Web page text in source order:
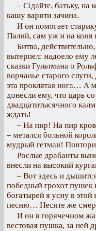
– Сідайте, батьку, на
кашу варити зачина.
И он помогает
Палий, сам уж и на коня
Битва,
вытерпел: надоело ему
сказки Гультмана о
ворчанье старого
эта проклятая нога… А
донесли ему, что царь
двадцатитысячного
ждать!
– На пир! На пир
– метался больной
мудрый гетман!
Рослые драбанты
внесли на высокий
– Вот здесь и
победный грохот
богатырей я усну в
песню… Несите же
И он в горячечном
вестовая пушка, за ней